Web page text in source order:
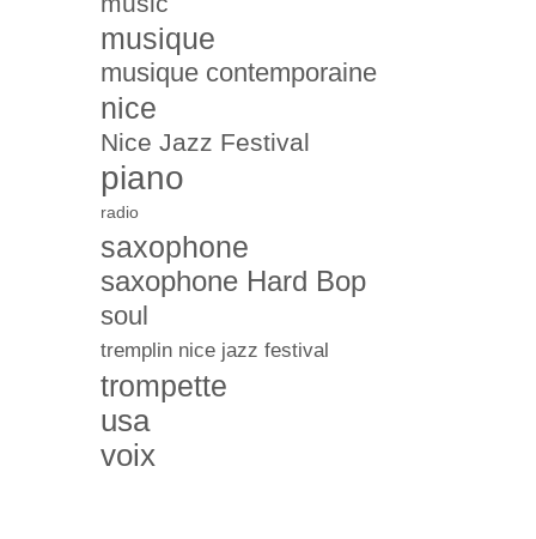
musique
musique contemporaine
nice
Nice Jazz Festival
piano
radio
saxophone
saxophone Hard Bop
soul
tremplin nice jazz festival
trompette
usa
voix